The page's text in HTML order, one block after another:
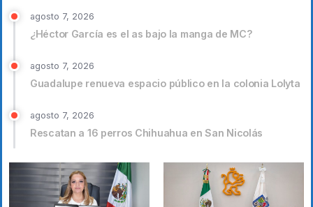
agosto 7, 2026
¿Héctor García es el as bajo la manga de MC?
agosto 7, 2026
Guadalupe renueva espacio público en la colonia Lolyta
agosto 7, 2026
Rescatan a 16 perros Chihuahua en San Nicolás